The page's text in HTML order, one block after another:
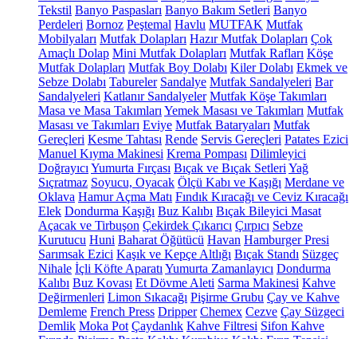
Tekstil Banyo Paspasları Banyo Bakım Setleri Banyo
Perdeleri Bornoz Peştemal Havlu MUTFAK Mutfak
Mobilyaları Mutfak Dolapları Hazır Mutfak Dolapları Çok
Amaçlı Dolap Mini Mutfak Dolapları Mutfak Rafları Köşe
Mutfak Dolapları Mutfak Boy Dolabı Kiler Dolabı Ekmek ve
Sebze Dolabı Tabureler Sandalye Mutfak Sandalyeleri Bar
Sandalyeleri Katlanır Sandalyeler Mutfak Köşe Takımları
Masa ve Masa Takımları Yemek Masası ve Takımları Mutfak
Masası ve Takımları Eviye Mutfak Bataryaları Mutfak
Gereçleri Kesme Tahtası Rende Servis Gereçleri Patates Ezici
Manuel Kıyma Makinesi Krema Pompası Dilimleyici
Doğrayıcı Yumurta Fırçası Bıçak ve Bıçak Setleri Yağ
Sıçratmaz Soyucu, Oyacak Ölçü Kabı ve Kaşığı Merdane ve
Oklava Hamur Açma Matı Fındık Kıracağı ve Ceviz Kıracağı
Elek Dondurma Kaşığı Buz Kalıbı Bıçak Bileyici Masat
Açacak ve Tirbuşon Çekirdek Çıkarıcı Çırpıcı Sebze
Kurutucu Huni Baharat Öğütücü Havan Hamburger Presi
Sarımsak Ezici Kaşık ve Kepçe Altlığı Bıçak Standı Süzgeç
Nihale İçli Köfte Aparatı Yumurta Zamanlayıcı Dondurma
Kalıbı Buz Kovası Et Dövme Aleti Sarma Makinesi Kahve
Değirmenleri Limon Sıkacağı Pişirme Grubu Çay ve Kahve
Demleme French Press Dripper Chemex Cezve Çay Süzgeci
Demlik Moka Pot Çaydanlık Kahve Filtresi Sifon Kahve